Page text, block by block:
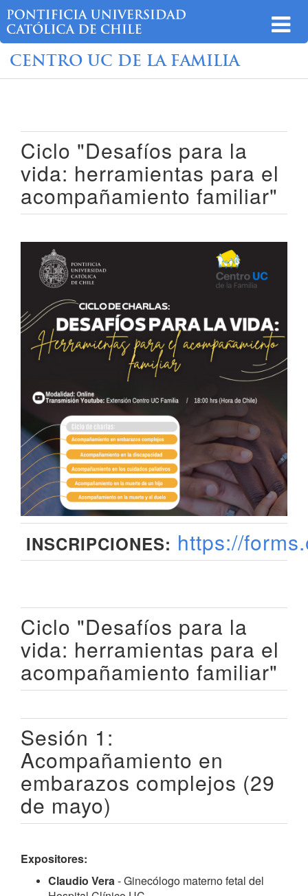
CENTRO UC DE LA FAMILIA
Ciclo "Desafíos para la
vida: herramientas para el
acompañamiento familiar"
INSCRIPCIONES: https://
Ciclo "Desafíos para la
vida: herramientas para el
acompañamiento familiar"
Sesión 1:
Acompañamiento en
embarazos complejos (29
de mayo)
Expositores:
Claudio Vera- Ginecólogo materno fetal del